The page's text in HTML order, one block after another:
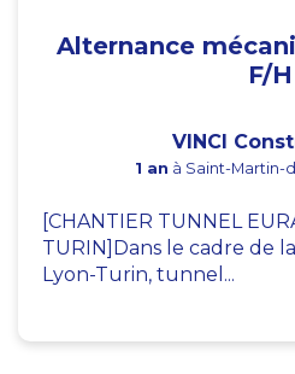
Alternance
F/H
VINCI
1 an à Saint-Martin-
[CHANTIER TUNNEL
TURIN]Dans le cadre de
Lyon-Turin, tunnel...